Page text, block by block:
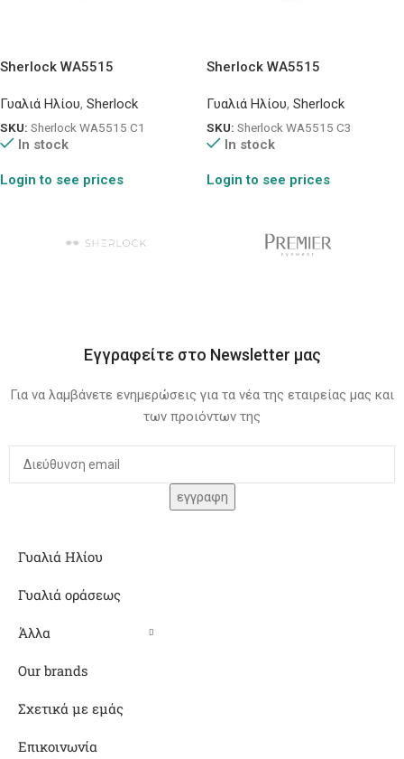
Sherlock WA5515
Γυαλιά Ηλίου, Sherlock
SKU: Sherlock WA5515 C1
In stock
Login to see prices
Sherlock WA5515
Γυαλιά Ηλίου, Sherlock
SKU: Sherlock WA5515 C3
In stock
Login to see prices
Εγγραφείτε στο Newsletter μας
Για να λαμβάνετε ενημερώσεις για τα νέα της εταιρείας μας και
των προιόντων της
Γυαλιά Ηλίου
Γυαλιά οράσεως
Άλλα
Our brands
Σχετικά με εμάς
Επικοινωνία